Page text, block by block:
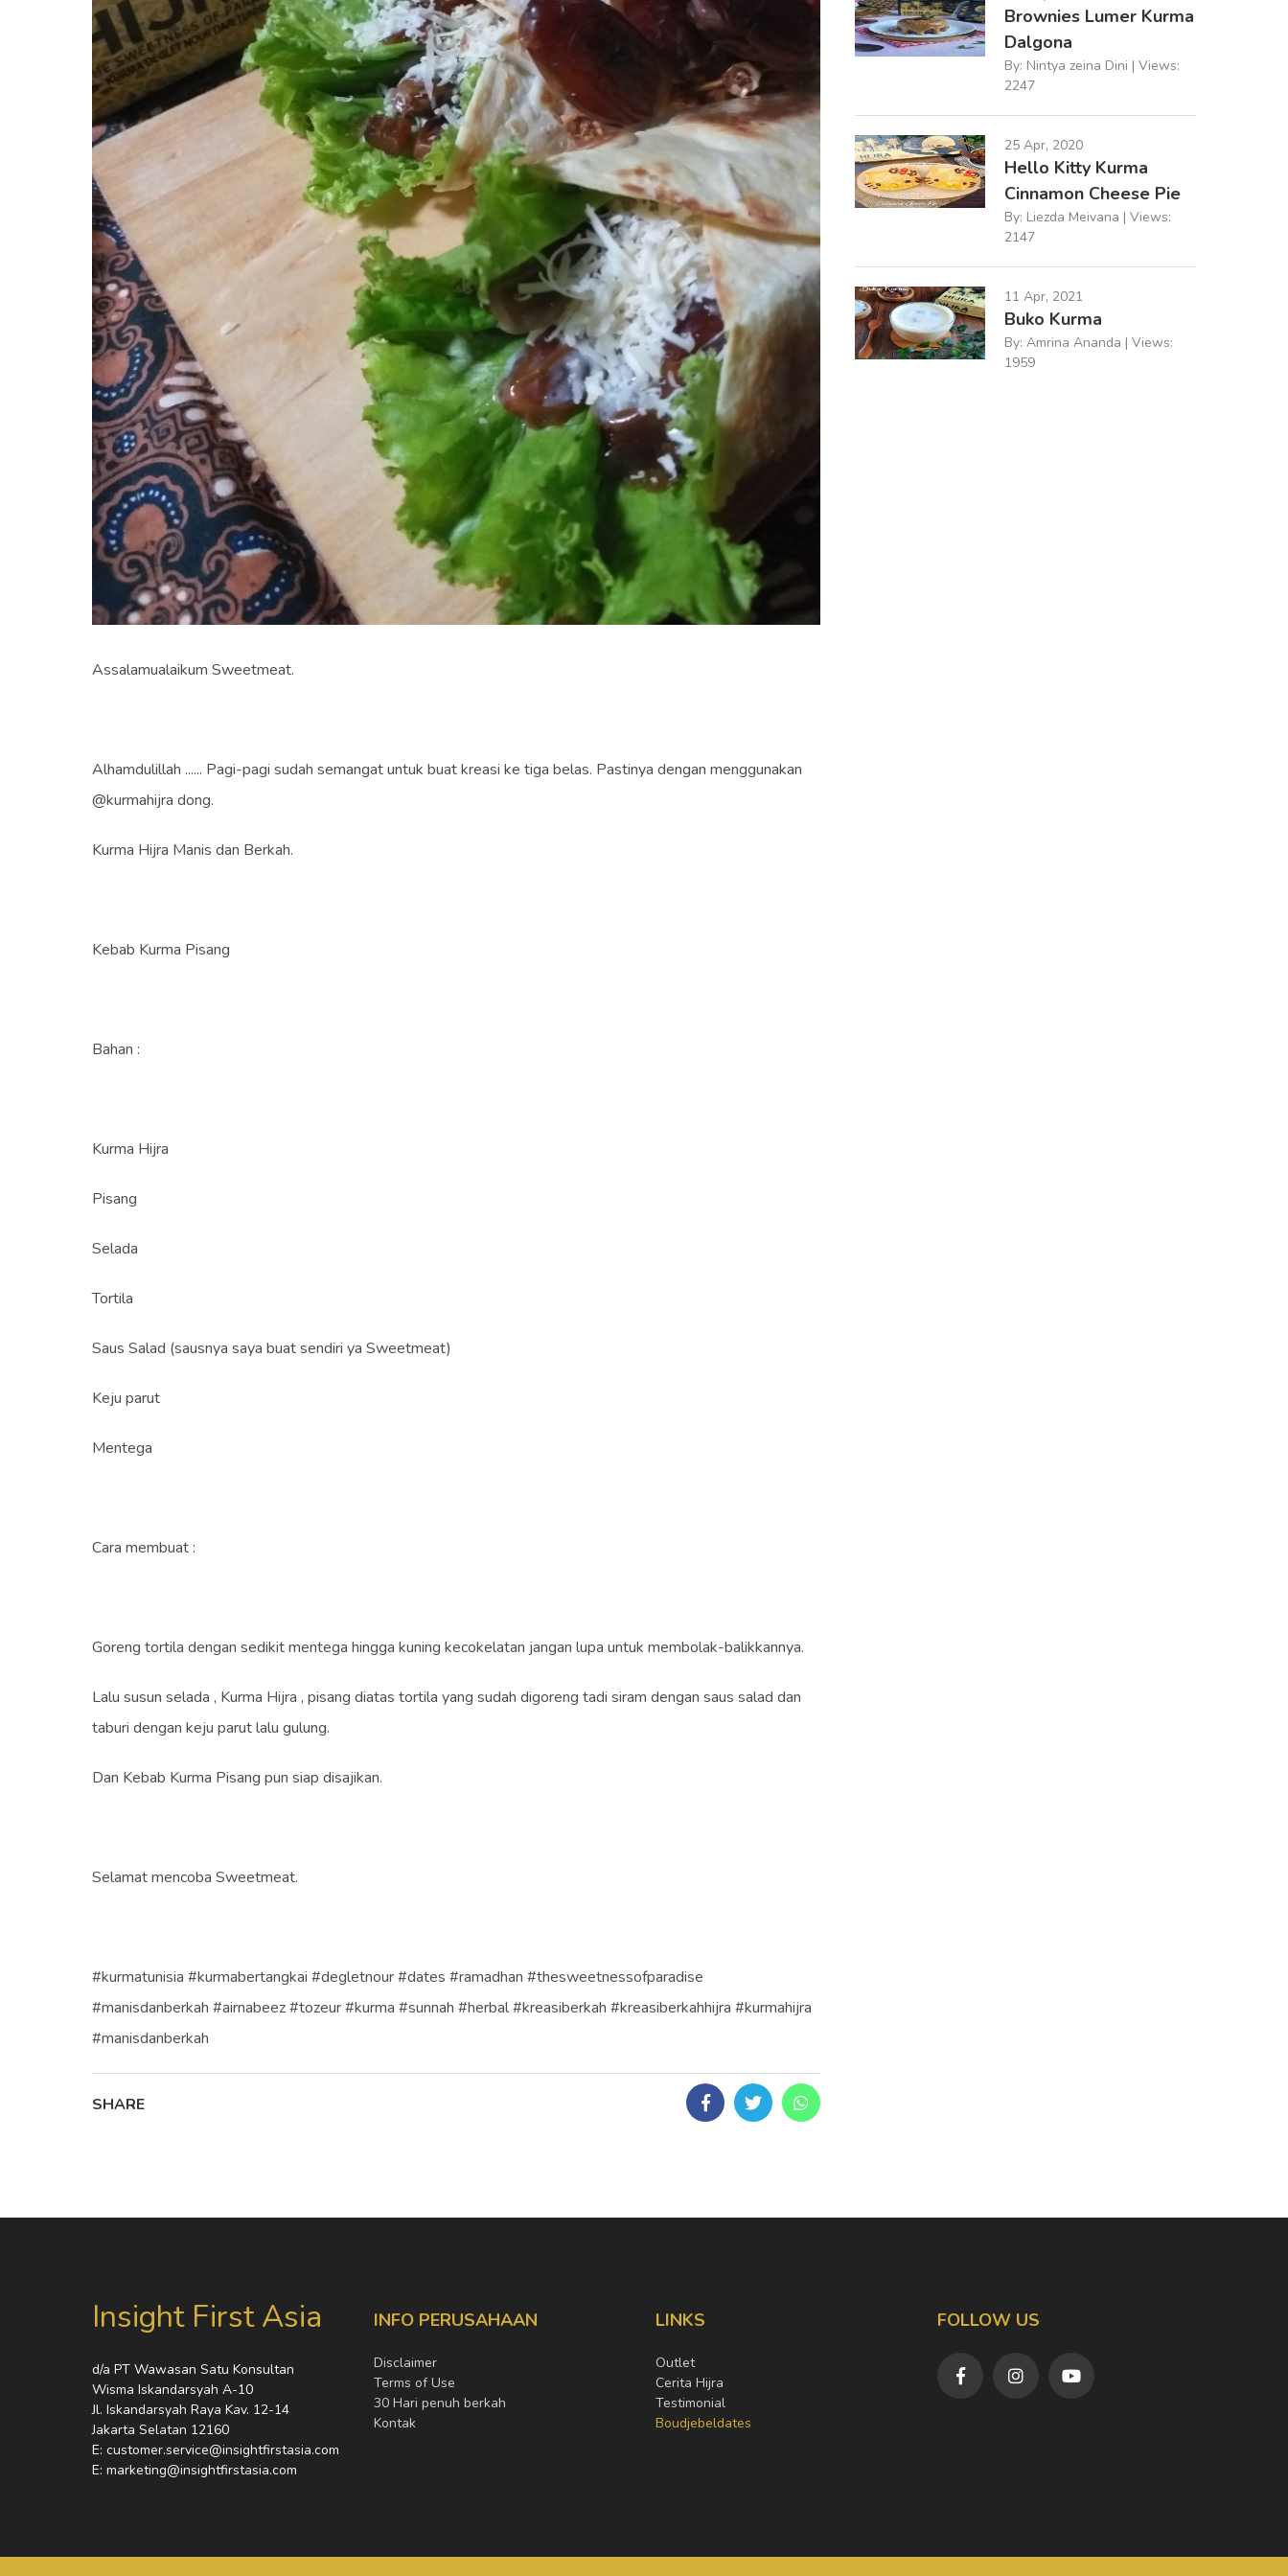
Assalamualaikum Sweetmeat.
Alhamdulillah ...... Pagi-pagi sudah semangat untuk buat kreasi ke tiga belas. Pastinya dengan menggunakan
@kurmahijra dong.
Kurma Hijra Manis dan Berkah.
Kebab Kurma Pisang
Bahan :
Kurma Hijra
Pisang
Selada
Tortila
Saus Salad (sausnya saya buat sendiri ya Sweetmeat)
Keju parut
Mentega
Cara membuat :
Goreng tortila dengan sedikit mentega hingga kuning kecokelatan jangan lupa untuk membolak-balikkannya.
Lalu susun selada , Kurma Hijra , pisang diatas tortila yang sudah digoreng tadi siram dengan saus salad dan
taburi dengan keju parut lalu gulung.
Dan Kebab Kurma Pisang pun siap disajikan.
Selamat mencoba Sweetmeat.
#kurmatunisia #kurmabertangkai #degletnour #dates #ramadhan #thesweetnessofparadise
#manisdanberkah #airnabeez #tozeur #kurma #sunnah #herbal #kreasiberkah #kreasiberkahhijra #kurmahijra
#manisdanberkah
SHARE
Brownies Lumer Kurma
Dalgona
By: Nintya zeina Dini | Views:
2247
25 Apr, 2020
Hello Kitty Kurma
Cinnamon Cheese Pie
By: Liezda Meivana | Views:
2147
11 Apr, 2021
Buko Kurma
By: Amrina Ananda | Views:
1959
Insight First Asia
d/a PT Wawasan Satu Konsultan
Wisma Iskandarsyah A-10
Jl. Iskandarsyah Raya Kav. 12-14
Jakarta Selatan 12160
E: customer.service@insightfirstasia.com
E: marketing@insightfirstasia.com
INFO PERUSAHAAN
Disclaimer
Terms of Use
30 Hari penuh berkah
Kontak
LINKS
Outlet
Cerita Hijra
Testimonial
Boudjebeldates
FOLLOW US